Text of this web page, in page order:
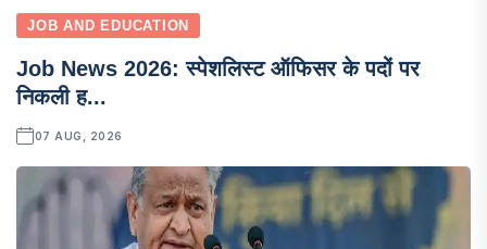
JOB AND EDUCATION
Job News 2026: स्पेशलिस्ट ऑफिसर के पदों पर
निकली ह...
07 AUG, 2026